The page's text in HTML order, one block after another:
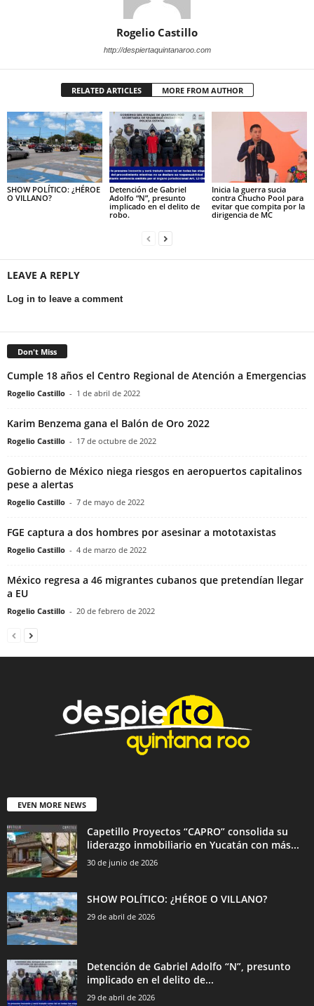
Rogelio Castillo
http://despiertaquintanaroo.com
RELATED ARTICLES MORE FROM AUTHOR
SHOW POLÍTICO: ¿HÉROE
O VILLANO?
Detención de Gabriel
Adolfo “N”, presunto
implicado en el delito de
robo.
Inicia la guerra sucia
contra Chucho Pool para
evitar que compita por la
dirigencia de MC
LEAVE A REPLY
Log in to leave a comment
Don't Miss
Cumple 18 años el Centro Regional de Atención a Emergencias
Rogelio Castillo - 1 de abril de 2022
Karim Benzema gana el Balón de Oro 2022
Rogelio Castillo - 17 de octubre de 2022
Gobierno de México niega riesgos en aeropuertos capitalinos
pese a alertas
Rogelio Castillo - 7 de mayo de 2022
FGE captura a dos hombres por asesinar a mototaxistas
Rogelio Castillo - 4 de marzo de 2022
México regresa a 46 migrantes cubanos que pretendían llegar
a EU
Rogelio Castillo - 20 de febrero de 2022
EVEN MORE NEWS
Capetillo Proyectos “CAPRO” consolida su
liderazgo inmobiliario en Yucatán con más...
30 de junio de 2026
SHOW POLÍTICO: ¿HÉROE O VILLANO?
29 de abril de 2026
Detención de Gabriel Adolfo “N”, presunto
implicado en el delito de...
29 de abril de 2026